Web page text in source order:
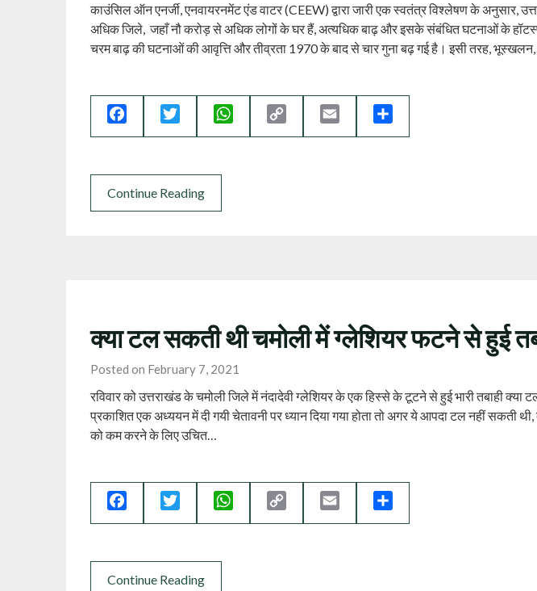
काउंसिल ऑन एनर्जी, एनवायरनमेंट एंड वाटर (CEEW) द्वारा जारी एक स्वतंत्र विश्लेषण के अनुसार,
अधिक जिले, जहाँ नौ करोड़ से अधिक लोगों के घर हैं, अत्यधिक बाढ़ और इसके संबंधित घटनाओं के
चरम बाढ़ की घटनाओं की आवृत्ति और तीव्रता 1970 के बाद से चार गुना बढ़ गई है। इसी तरह,
Facebook Twitter WhatsApp
Link
Continue Reading
क्या टल सकती थी चमोली में ग्लेशियर फटने से हुई
Posted on February 7, 2021
रविवार को उत्तराखंड के चमोली जिले में नंदादेवी ग्लेशियर के एक हिस्से के टूटने से हुई भारी तबाही
प्रकाशित एक अध्ययन में दी गयी चेतावनी पर ध्यान दिया गया होता तो अगर ये आपदा टल नहीं सकती
को कम करने के लिए उचित…
Facebook Twitter WhatsApp
Link
Continue Reading